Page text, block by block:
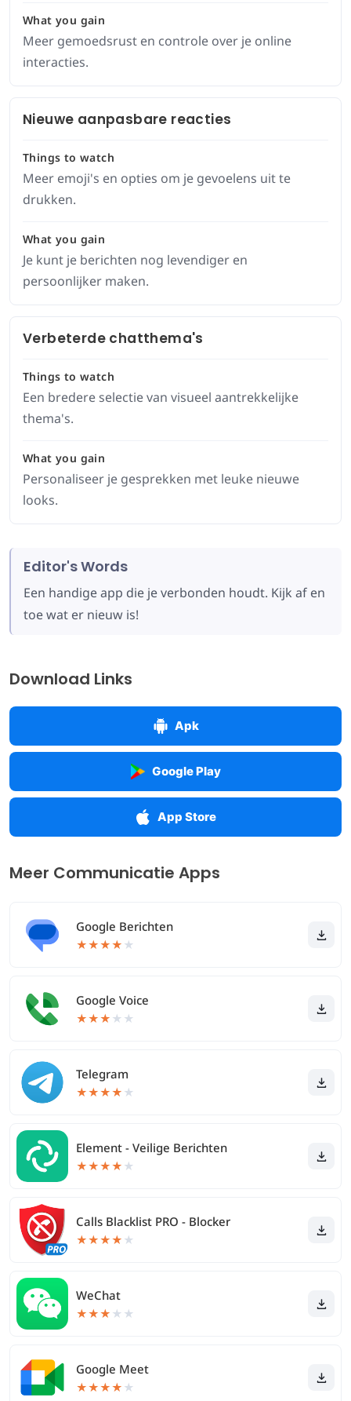
What you gain
Meer gemoedsrust en controle over je online
interacties.
Nieuwe aanpasbare reacties
Things to watch
Meer emoji's en opties om je gevoelens uit te
drukken.
What you gain
Je kunt je berichten nog levendiger en
persoonlijker maken.
Verbeterde chatthema's
Things to watch
Een bredere selectie van visueel aantrekkelijke
thema's.
What you gain
Personaliseer je gesprekken met leuke nieuwe
looks.
Editor's Words
Een handige app die je verbonden houdt. Kijk af en
toe wat er nieuw is!
Download Links
Apk
Google Play
App Store
Meer Communicatie Apps
Google Berichten
★★★★ ★
Google Voice
★★★ ★ ★
Telegram
★★★★ ★
Element - Veilige Berichten
★★★★ ★
Calls Blacklist PRO - Blocker
★★★★ ★
WeChat
★★★ ★ ★
Google Meet
★★★★ ★